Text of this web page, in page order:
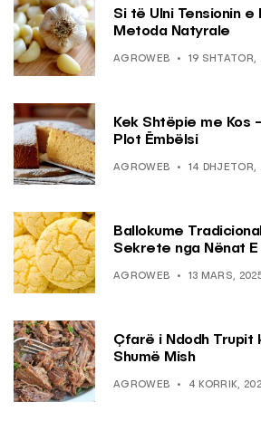
Si të Ulni Tensionin
Metoda Natyrale
AGROWEB 19 SHTATOR,
Kek Shtëpie me Kos
Plot Ëmbëlsi
AGROWEB 14 DHJETOR,
Ballokume
Sekrete nga Nënat E
AGROWEB 13 MARS,
Çfarë i Ndodh Trupit
Shumë Mish
AGROWEB 4 KORRIK,